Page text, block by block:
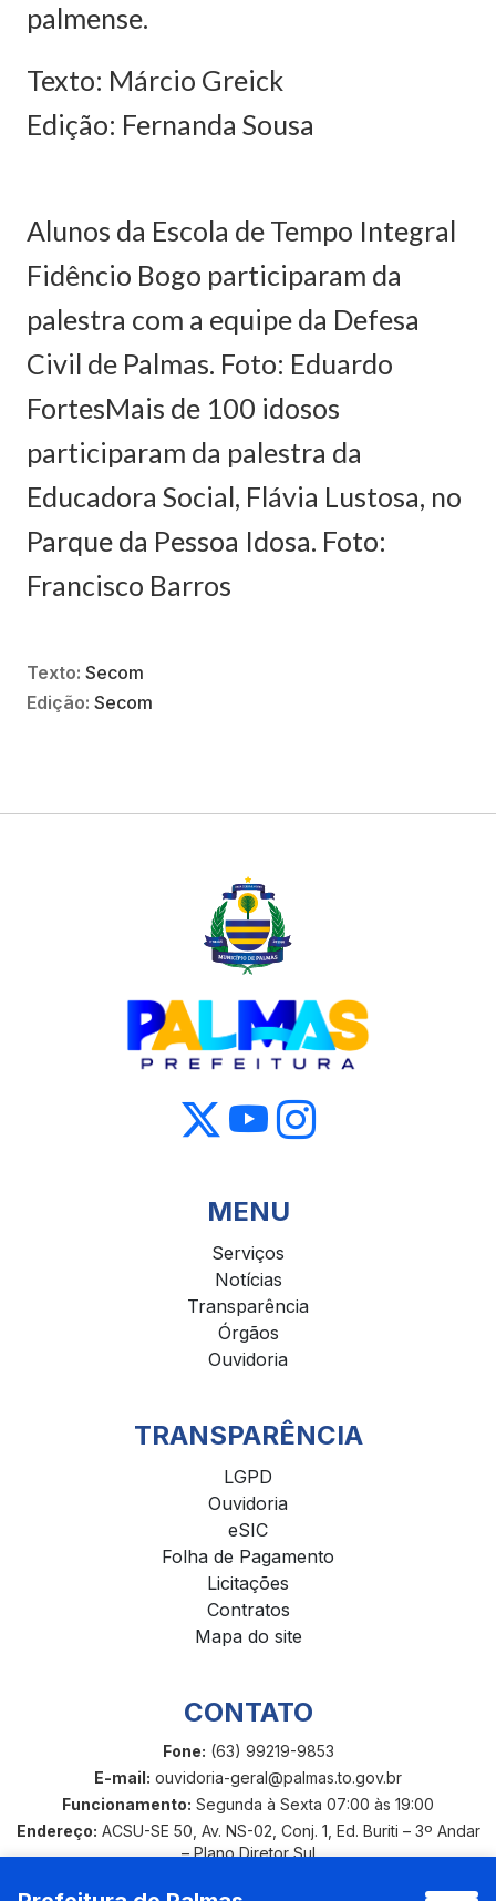
palmense.
Texto: Márcio Greick
Edição: Fernanda Sousa
Alunos da Escola de Tempo Integral
Fidêncio Bogo participaram da
palestra com a equipe da Defesa
Civil de Palmas. Foto: Eduardo
FortesMais de 100 idosos
participaram da palestra da
Educadora Social, Flávia Lustosa, no
Parque da Pessoa Idosa. Foto:
Francisco Barros
Texto: Secom
Edição: Secom
MENU
Serviços
Notícias
Transparência
Órgãos
Ouvidoria
TRANSPARÊNCIA
LGPD
Ouvidoria
eSIC
Folha de Pagamento
Licitações
Contratos
Mapa do site
CONTATO
Fone: (63) 99219-9853
E-mail: ouvidoria-geral@palmas.to.gov.br
Funcionamento: Segunda à Sexta 07:00 às 19:00
Endereço: ACSU-SE 50, Av. NS-02, Conj. 1, Ed. Buriti – 3º Andar
– Plano Diretor Sul